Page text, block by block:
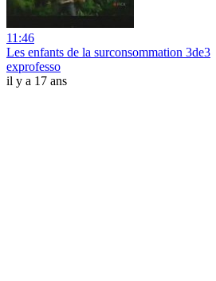
11:46
Les enfants de la surconsommation 3de3
exprofesso
il y a 17 ans